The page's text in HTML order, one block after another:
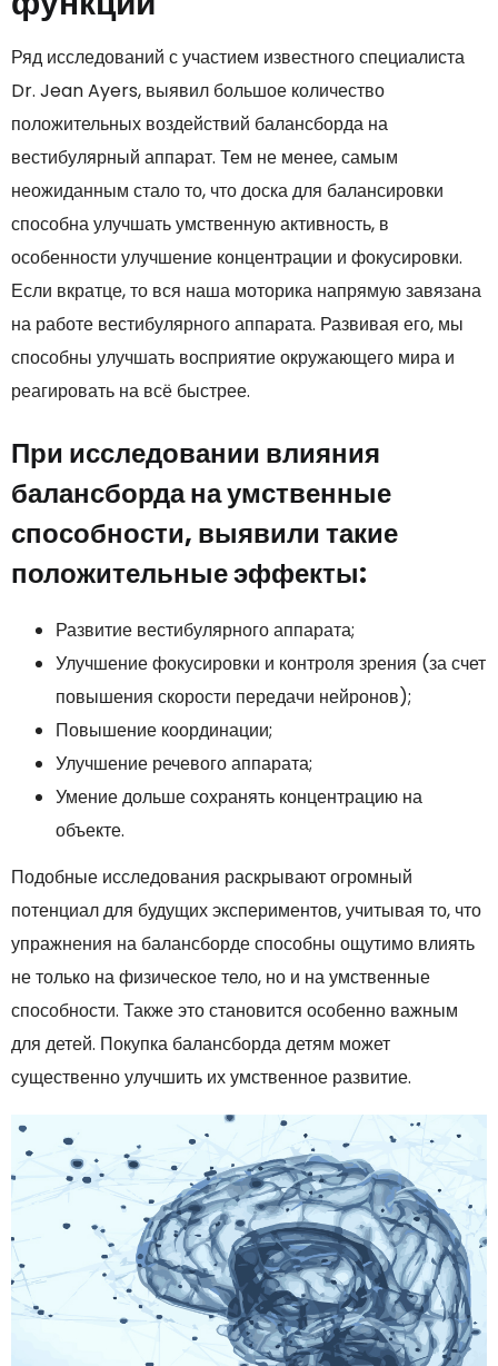
Ряд исследований с участием известного специалиста
Dr. Jean Ayers, выявил большое количество
положительных воздействий балансборда на
вестибулярный аппарат. Тем не менее, самым
неожиданным стало то, что доска для балансировки
способна улучшать умственную активность, в
особенности улучшение концентрации и фокусировки.
Если вкратце, то вся наша моторика напрямую завязана
на работе вестибулярного аппарата. Развивая его, мы
способны улучшать восприятие окружающего мира и
реагировать на всё быстрее.
При исследовании влияния
балансборда на умственные
способности, выявили такие
положительные эффекты:
Развитие вестибулярного аппарата;
Улучшение фокусировки и контроля зрения (за счет
повышения скорости передачи нейронов);
Повышение координации;
Улучшение речевого аппарата;
Умение дольше сохранять концентрацию на
объекте.
Подобные исследования раскрывают огромный
потенциал для будущих экспериментов, учитывая то, что
упражнения на балансборде способны ощутимо влиять
не только на физическое тело, но и на умственные
способности. Также это становится особенно важным
для детей. Покупка балансборда детям может
существенно улучшить их умственное развитие.